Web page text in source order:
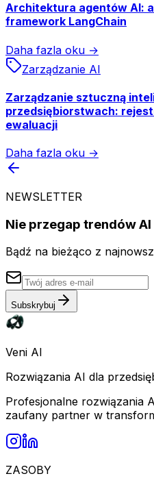
Architektura agentów AI:
framework LangChain
Daha fazla oku →
Zarządzanie AI
Zarządzanie sztuczną
przedsiębiorstwach:
ewaluacji
Daha fazla oku →
NEWSLETTER
Nie przegap trendów AI
Bądź na bieżąco z
Subskrybuj
Veni AI
Rozwiązania AI dla
Profesjonalne rozwiązania
zaufany partner w
ZASOBY